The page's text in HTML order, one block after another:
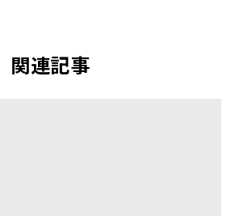
関連記事